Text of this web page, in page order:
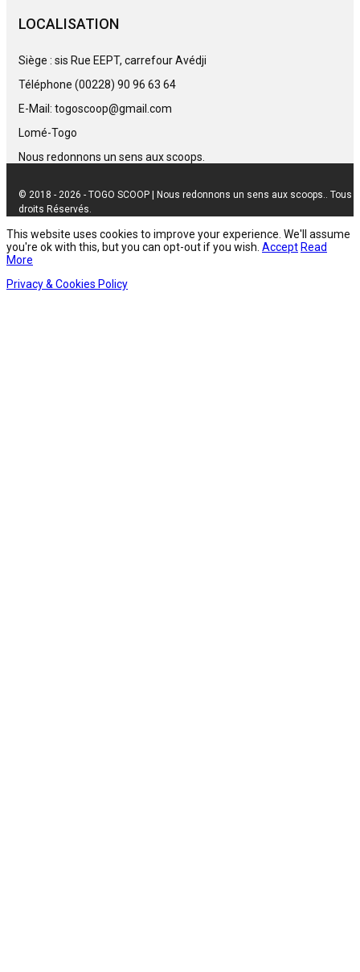
LOCALISATION
Siège : sis Rue EEPT, carrefour Avédji
Téléphone (00228) 90 96 63 64
E-Mail: togoscoop@gmail.com
Lomé-Togo
Nous redonnons un sens aux scoops.
© 2018 - 2026 - TOGO SCOOP | Nous redonnons un sens aux scoops.. Tous
droits Réservés.
This website uses cookies to improve your experience. We'll assume
you're ok with this, but you can opt-out if you wish. Accept Read
More
Privacy & Cookies Policy